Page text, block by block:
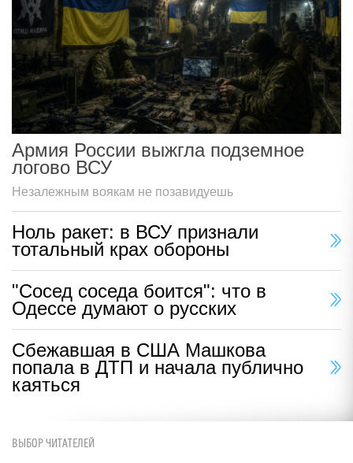
Армия России выжгла подземное
логово ВСУ
Незалежным воякам не позавидуешь
Ноль ракет: в ВСУ признали
тотальный крах обороны
"Сосед соседа боится": что в
Одессе думают о русских
Сбежавшая в США Машкова
попала в ДТП и начала публично
каяться
ВЫБОР ЧИТАТЕЛЕЙ